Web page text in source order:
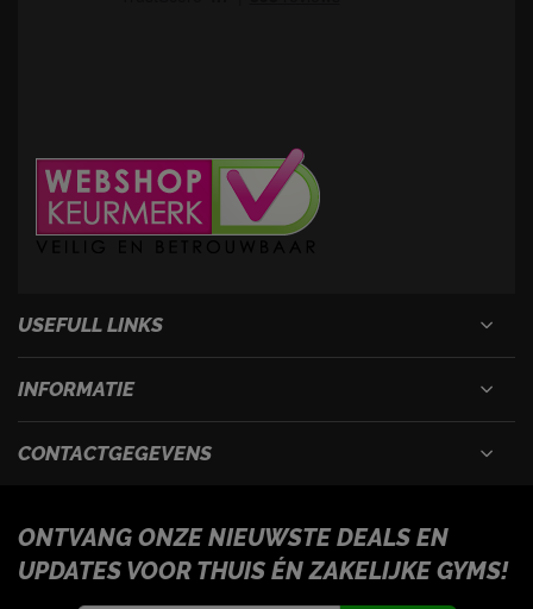
USEFULL LINKS
INFORMATIE
CONTACTGEGEVENS
ONTVANG ONZE NIEUWSTE DEALS EN
UPDATES VOOR THUIS ÉN ZAKELIJKE GYMS!